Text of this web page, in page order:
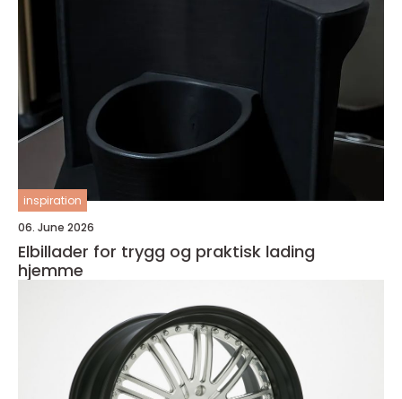
inspiration
06. June 2026
Elbillader for trygg og praktisk lading
hjemme